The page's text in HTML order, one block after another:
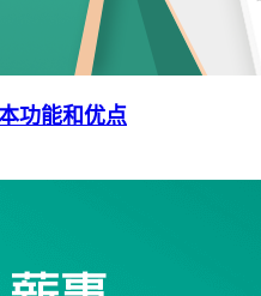
功能和优点